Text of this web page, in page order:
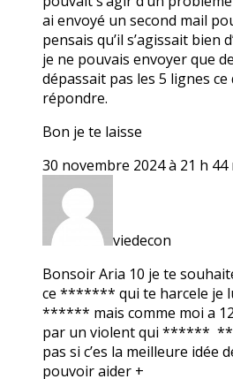
ai envoyé un second mail
pensais qu’il s’agissait bien
je ne pouvais envoyer que
dépassait pas les 5 lignes
répondre.
Bon je te laisse
30 novembre 2024 à 21 h 44
viedecon
Bonsoir Aria 10 je te
ce ******* qui te harcele je
****** mais comme moi a
par un violent qui ******
pas si c’es la meilleure idée
pouvoir aider +